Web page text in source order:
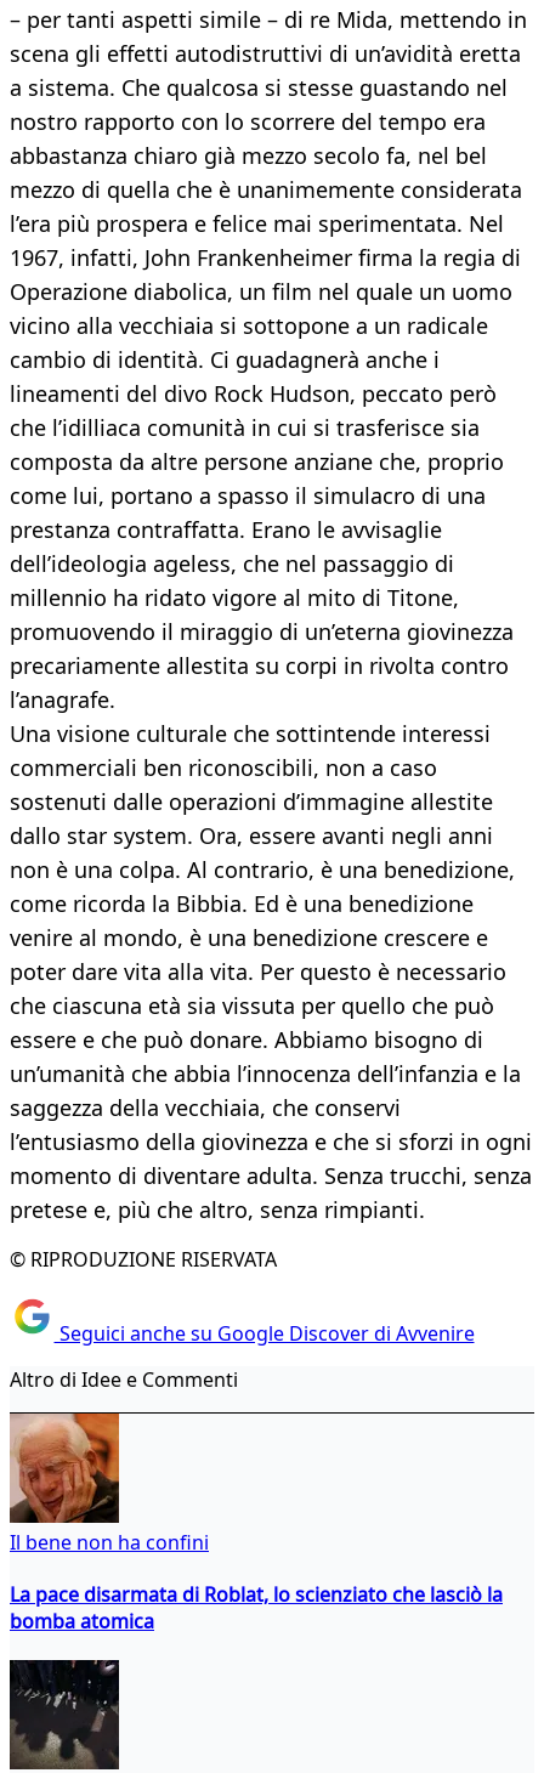
– per tanti aspetti simile – di re Mida, mettendo in
scena gli effetti autodistruttivi di un’avidità eretta
a sistema. Che qualcosa si stesse guastando nel
nostro rapporto con lo scorrere del tempo era
abbastanza chiaro già mezzo secolo fa, nel bel
mezzo di quella che è unanimemente considerata
l’era più prospera e felice mai sperimentata. Nel
1967, infatti, John Frankenheimer firma la regia di
Operazione diabolica, un film nel quale un uomo
vicino alla vecchiaia si sottopone a un radicale
cambio di identità. Ci guadagnerà anche i
lineamenti del divo Rock Hudson, peccato però
che l’idilliaca comunità in cui si trasferisce sia
composta da altre persone anziane che, proprio
come lui, portano a spasso il simulacro di una
prestanza contraffatta. Erano le avvisaglie
dell’ideologia ageless, che nel passaggio di
millennio ha ridato vigore al mito di Titone,
promuovendo il miraggio di un’eterna giovinezza
precariamente allestita su corpi in rivolta contro
l’anagrafe.
Una visione culturale che sottintende interessi
commerciali ben riconoscibili, non a caso
sostenuti dalle operazioni d’immagine allestite
dallo star system. Ora, essere avanti negli anni
non è una colpa. Al contrario, è una benedizione,
come ricorda la Bibbia. Ed è una benedizione
venire al mondo, è una benedizione crescere e
poter dare vita alla vita. Per questo è necessario
che ciascuna età sia vissuta per quello che può
essere e che può donare. Abbiamo bisogno di
un’umanità che abbia l’innocenza dell’infanzia e la
saggezza della vecchiaia, che conservi
l’entusiasmo della giovinezza e che si sforzi in ogni
momento di diventare adulta. Senza trucchi, senza
pretese e, più che altro, senza rimpianti.
© RIPRODUZIONE RISERVATA
Seguici anche su Google Discover di Avvenire
Altro di Idee e Commenti
Il bene non ha confini
La pace disarmata di Roblat, lo scienziato che lasciò la
bomba atomica